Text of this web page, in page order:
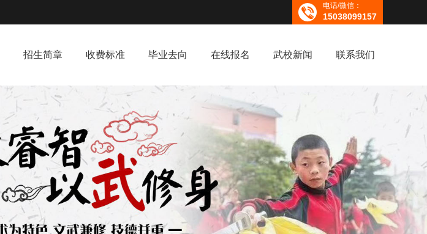
电话/微信：
15038099157
招生简章 收费标准 毕业去向 在线报名 武校新闻 联系我们